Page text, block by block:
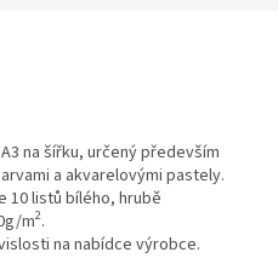
na šířku, určený především
a akvarelovými pastely.
10 listů bílého, hrubě
m2.
na nabídce výrobce.